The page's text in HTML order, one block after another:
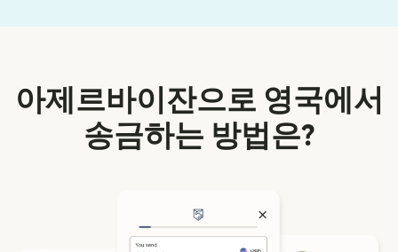
아제르바이잔으로 영국에서
송금하는 방법은?